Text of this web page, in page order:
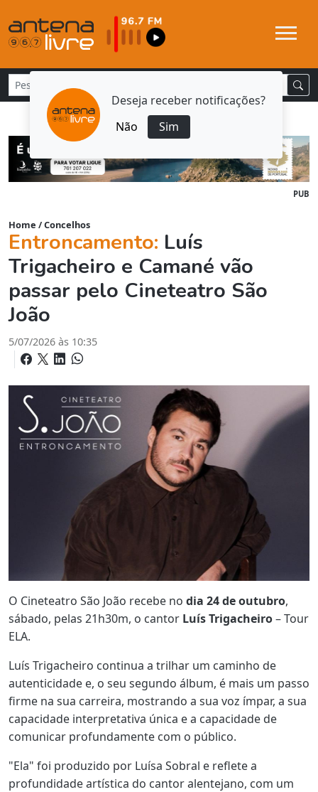
Deseja receber notificações?
Não
Sim
PUB
Home /Concelhos
Entroncamento: Luís
Trigacheiro e Camané vão
passar pelo Cineteatro São
João
5/07/2026 às 10:35
O Cineteatro São João recebe no dia 24 de outubro,
sábado, pelas 21h30m, o cantor Luís Trigacheiro– Tour
ELA.
Luís Trigacheiro continua a trilhar um caminho de
autenticidade e, o seu segundo álbum, é mais um passo
firme na sua carreira, mostrando a sua voz ímpar, a sua
capacidade interpretativa única e a capacidade de
comunicar profundamente com o público.
"Ela" foi produzido por Luísa Sobral e reflete a
profundidade artística do cantor alentejano, com um